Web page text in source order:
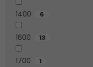
1400 6
1600 13
1700 1